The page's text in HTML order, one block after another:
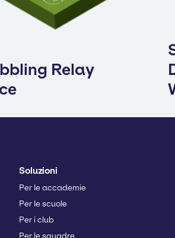
Relay
Soluzioni
Per le accademie
Per le scuole
Per i club
Per le squadre